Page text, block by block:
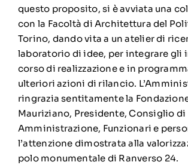
questo proposito, si è avviata una
con la Facoltà di Architettura del
Torino, dando vita a un atelier di
laboratorio di idee, per integrare gli
corso di realizzazione e in
ulteriori azioni di rilancio.
ringrazia sentitamente la
Mauriziano, Presidente, Consiglio di
Amministrazione, Funzionari e
l’attenzione dimostrata alla
polo monumentale di Ranverso 24.